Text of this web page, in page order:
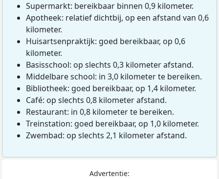
Supermarkt: bereikbaar binnen 0,9 kilometer.
Apotheek: relatief dichtbij, op een afstand van 0,6
kilometer.
Huisartsenpraktijk: goed bereikbaar, op 0,6
kilometer.
Basisschool: op slechts 0,3 kilometer afstand.
Middelbare school: in 3,0 kilometer te bereiken.
Bibliotheek: goed bereikbaar, op 1,4 kilometer.
Café: op slechts 0,8 kilometer afstand.
Restaurant: in 0,8 kilometer te bereiken.
Treinstation: goed bereikbaar, op 1,0 kilometer.
Zwembad: op slechts 2,1 kilometer afstand.
Advertentie: